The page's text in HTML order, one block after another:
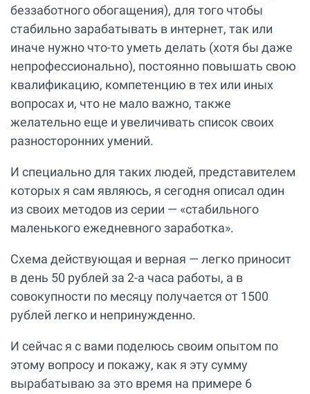
беззаботного обогащения), для того чтобы
стабильно зарабатывать в интернет, так или
иначе нужно что-то уметь делать (хотя бы даже
непрофессионально), постоянно повышать свою
квалификацию, компетенцию в тех или иных
вопросах и, что не мало важно, также
желательно еще и увеличивать список своих
разносторонних умений.
И специально для таких людей, представителем
которых я сам являюсь, я сегодня описал один
из своих методов из серии — «стабильного
маленького ежедневного заработка».
Схема действующая и верная — легко приносит
в день 50 рублей за 2-а часа работы, а в
совокупности по месяцу получается от 1500
рублей легко и непринужденно.
И сейчас я с вами поделюсь своим опытом по
этому вопросу и покажу, как я эту сумму
вырабатываю за это время на примере 6